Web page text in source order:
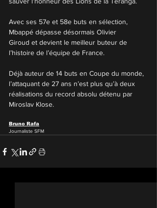
Avec ses 57e et 58e buts en sélection,
Mbappé dépasse désormais Olivier
Giroud et devient le meilleur buteur de
l’histoire de l’équipe de France.
Déjà auteur de 14 buts en Coupe du monde,
l’attaquant de 27 ans n’est plus qu’à deux
réalisations du record absolu détenu par
Miroslav Klose.
Bruno Rafa
Journaliste SFM